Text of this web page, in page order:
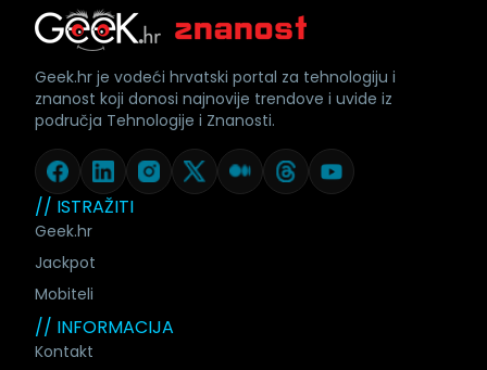
// ISTRAŽITI
Geek.hr
Jackpot
Mobiteli
// INFORMACIJA
Kontakt
Geek.hr je vodeći hrvatski portal za tehnologiju i
znanost koji donosi najnovije trendove i uvide iz
područja Tehnologije i Znanosti.